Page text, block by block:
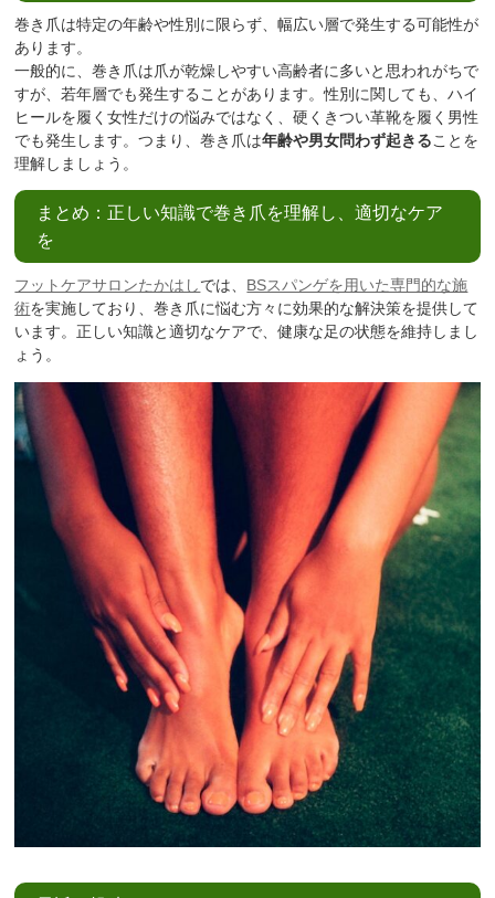
巻き爪は特定の年齢や性別に限らず、幅広い層で発生する可能性が
あります。
一般的に、巻き爪は爪が乾燥しやすい高齢者に多いと思われがちで
すが、若年層でも発生することがあります。性別に関しても、ハイ
ヒールを履く女性だけの悩みではなく、硬くきつい革靴を履く男性
でも発生します。つまり、巻き爪は年齢や男女問わず起きる ことを
理解しましょう。
まとめ：正しい知識で巻き爪を理解し、適切なケア
を
フットケアサロンたかはし では、
BSスパンゲを用いた専門的な施
術を実施しており、巻き爪に悩む方々に効果的な解決策を提供して
います。正しい知識と適切なケアで、健康な足の状態を維持しまし
ょう。